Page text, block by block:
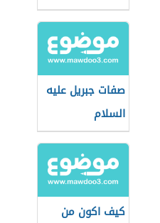
صفات جبريل عليه
السلام
كيف اكون من